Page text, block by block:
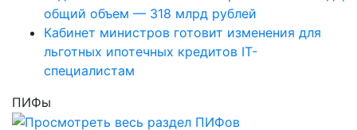
общий объем — 318 млрд рублей
Кабинет министров готовит изменения для
льготных ипотечных кредитов IT-
специалистам
ПИФы